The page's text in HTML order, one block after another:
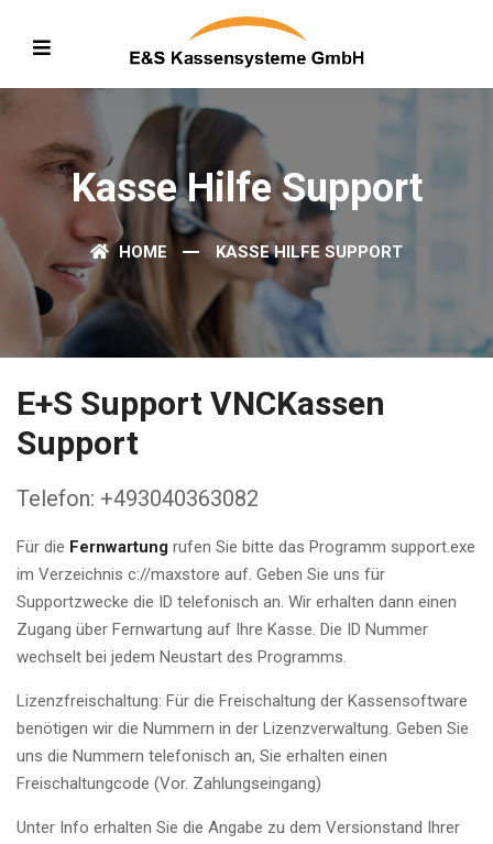
Kasse Hilfe Support
HOME KASSE HILFE SUPPORT
E+S Support VNCKassen
Support
Telefon: +493040363082
Für die Fernwartung rufen Sie bitte das Programm support.exe
im Verzeichnis c://maxstore auf. Geben Sie uns für
Supportzwecke die ID telefonisch an. Wir erhalten dann einen
Zugang über Fernwartung auf Ihre Kasse. Die ID Nummer
wechselt bei jedem Neustart des Programms.
Lizenzfreischaltung: Für die Freischaltung der Kassensoftware
benötigen wir die Nummern in der Lizenzverwaltung. Geben Sie
uns die Nummern telefonisch an, Sie erhalten einen
Freischaltungcode (Vor. Zahlungseingang)
Unter Info erhalten Sie die Angabe zu dem Versionstand Ihrer